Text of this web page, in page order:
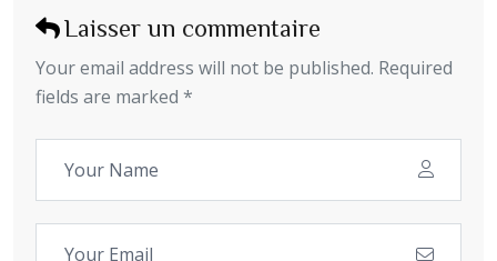
Laisser un commentaire
Your email address will not be published. Required
fields are marked *